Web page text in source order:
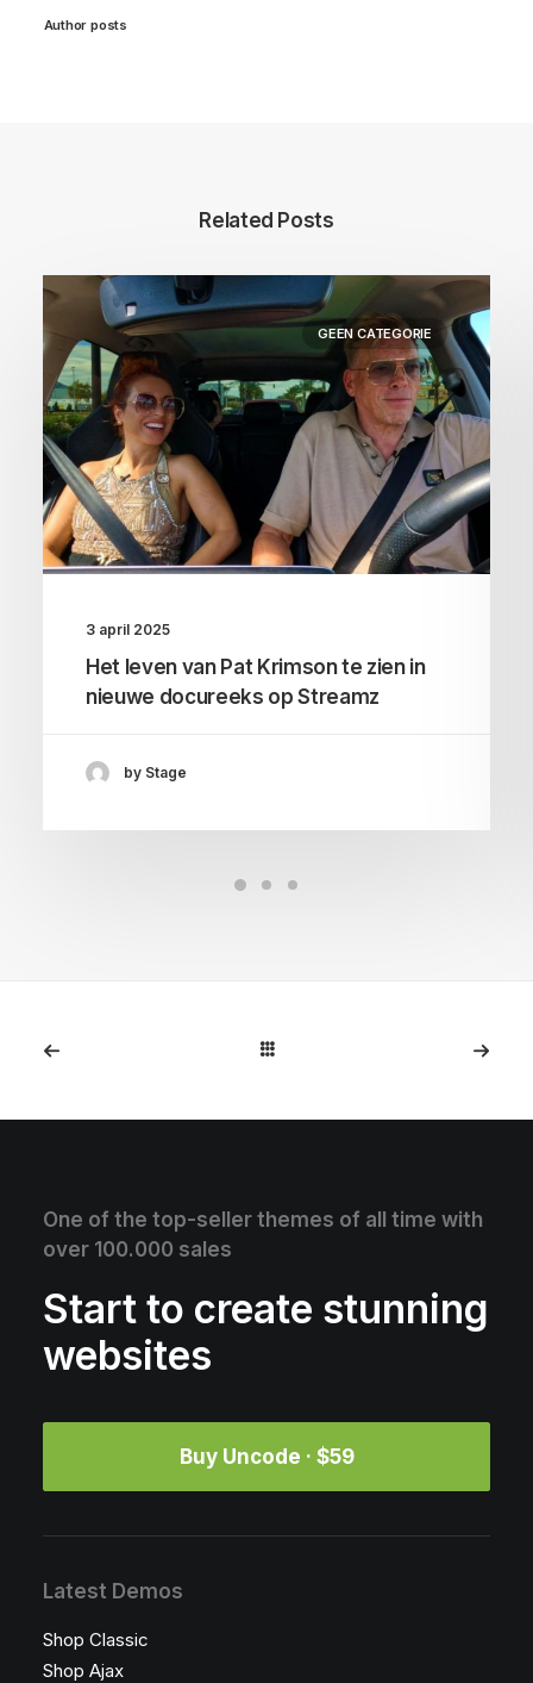
Author posts
Related Posts
GEEN CATEGORIE
3 april 2025
Het leven van Pat Krimson te zien in
nieuwe docureeks op Streamz
by Stage
One of the top-seller themes of all time with
over 100.000 sales
Start to create stunning
websites
Buy Uncode · $59
Latest Demos
Shop Classic
Shop Ajax